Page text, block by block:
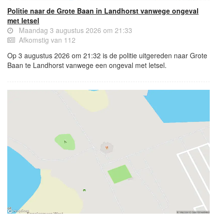
Politie naar de Grote Baan in Landhorst vanwege ongeval
met letsel
Maandag 3 augustus 2026 om 21:33
Afkomstig van 112
Op 3 augustus 2026 om 21:32 is de politie uitgereden naar Grote
Baan te Landhorst vanwege een ongeval met letsel.